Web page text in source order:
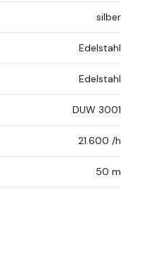
silber
Edelstahl
Edelstahl
DUW 3001
21.600 /h
50 m